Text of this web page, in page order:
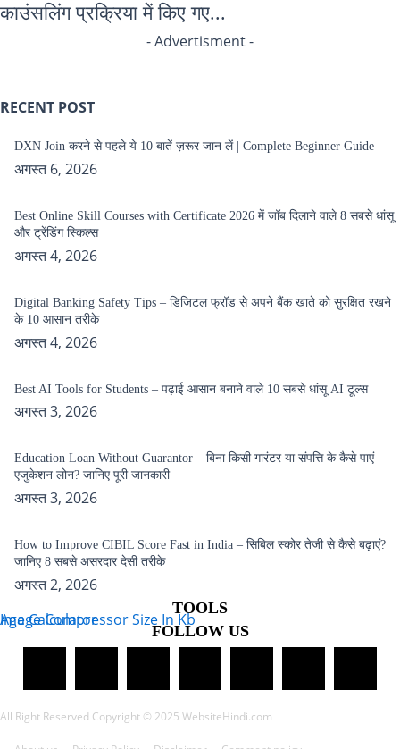
काउंसलिंग प्रक्रिया में किए गए...
- Advertisment -
RECENT POST
DXN Join करने से पहले ये 10 बातें ज़रूर जान लें | Complete Beginner Guide
अगस्त 6, 2026
Best Online Skill Courses with Certificate 2026 में जॉब दिलाने वाले 8 सबसे धांसू
और ट्रेंडिंग स्किल्स
अगस्त 4, 2026
Digital Banking Safety Tips – डिजिटल फ्रॉड से अपने बैंक खाते को सुरक्षित रखने
के 10 आसान तरीके
अगस्त 4, 2026
Best AI Tools for Students – पढ़ाई आसान बनाने वाले 10 सबसे धांसू AI टूल्स
अगस्त 3, 2026
Education Loan Without Guarantor – बिना किसी गारंटर या संपत्ति के कैसे पाएं
एजुकेशन लोन? जानिए पूरी जानकारी
अगस्त 3, 2026
How to Improve CIBIL Score Fast in India – सिबिल स्कोर तेजी से कैसे बढ़ाएं?
जानिए 8 सबसे असरदार देसी तरीके
अगस्त 2, 2026
TOOLS
Age Calculator
Image Compressor Size In Kb
FOLLOW US
All Right Reserved Copyright © 2025 WebsiteHindi.com